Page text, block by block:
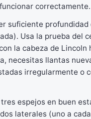
correctamente.
suficiente profundidad
Usa la prueba del
la cabeza de Lincoln
necesitas llantas
irregularmente o
espejos en buen
laterales (uno a